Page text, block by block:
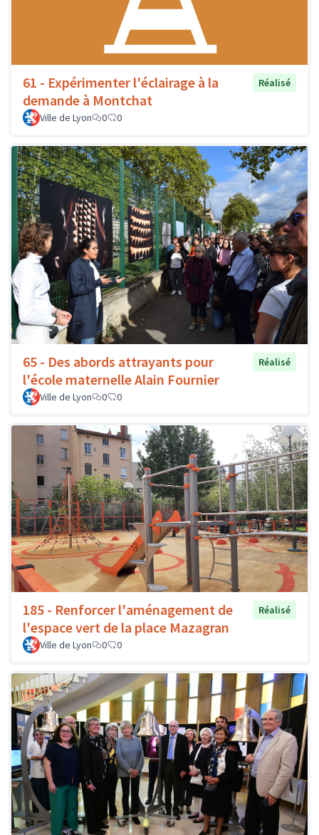
61 - Expérimenter l'éclairage à la
demande à Montchat
Réalisé
Ville de Lyon 0 0
65 - Des abords attrayants pour
l'école maternelle Alain Fournier
Réalisé
Ville de Lyon 0 0
185 - Renforcer l'aménagement de
l'espace vert de la place Mazagran
Réalisé
Ville de Lyon 0 0